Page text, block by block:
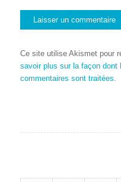
Ce site utilise Akismet pour
savoir plus sur la façon dont
commentaires sont traitées.